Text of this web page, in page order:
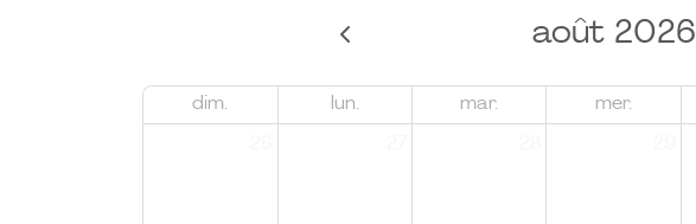
août 2026
dim. lun. mar. mer.